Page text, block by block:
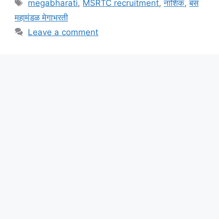
megabharati, MSRTC recruitment,नाशिक,बस
महामंडळ मेगाभरती
Leave a comment